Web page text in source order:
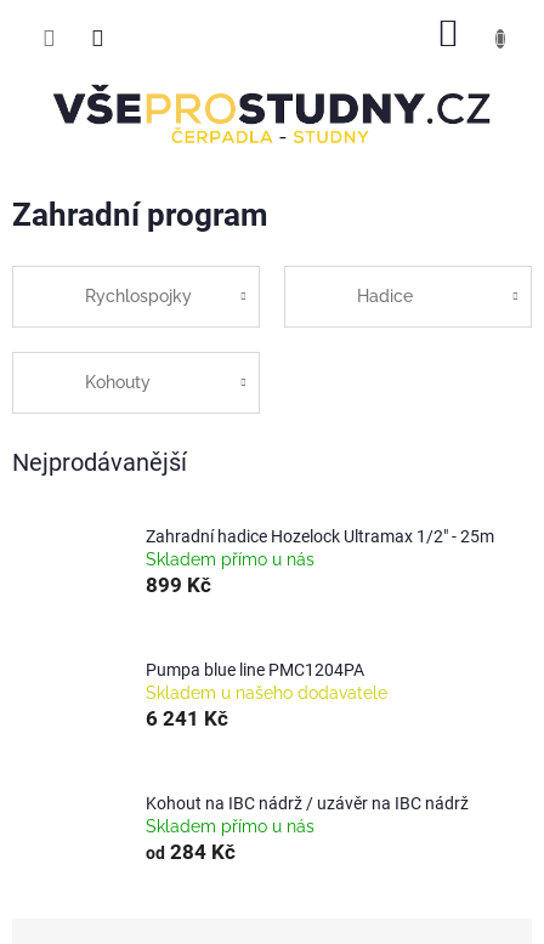
Zahradní program
Rychlospojky Hadice
Kohouty
Nejprodávanější
Zahradní hadice Hozelock Ultramax 1/2" - 25m
Skladem přímo u nás
899 Kč
Pumpa blue line PMC1204PA
Skladem u našeho dodavatele
6 241 Kč
Kohout na IBC nádrž / uzávěr na IBC nádrž
Skladem přímo u nás
od 284 Kč